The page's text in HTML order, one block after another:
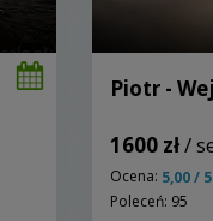
Piotr -
1600 zł/
Ocena: 5,00 / 5
Poleceń: 95